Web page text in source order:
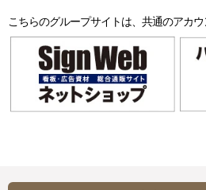
こちらのグループサイトは、共通のアカウ